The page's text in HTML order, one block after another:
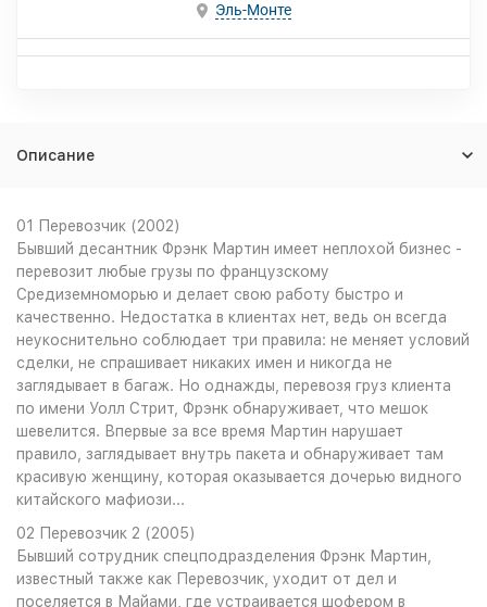
Эль-Монте
Описание
01 Перевозчик (2002)
Бывший десантник Фрэнк Мартин имеет неплохой бизнес -
перевозит любые грузы по французскому
Средиземноморью и делает свою работу быстро и
качественно. Недостатка в клиентах нет, ведь он всегда
неукоснительно соблюдает три правила: не меняет условий
сделки, не спрашивает никаких имен и никогда не
заглядывает в багаж. Но однажды, перевозя груз клиента
по имени Уолл Стрит, Фрэнк обнаруживает, что мешок
шевелится. Впервые за все время Мартин нарушает
правило, заглядывает внутрь пакета и обнаруживает там
красивую женщину, которая оказывается дочерью видного
китайского мафиози...
02 Перевозчик 2 (2005)
Бывший сотрудник спецподразделения Фрэнк Мартин,
известный также как Перевозчик, уходит от дел и
поселяется в Майами, где устраивается шофером в